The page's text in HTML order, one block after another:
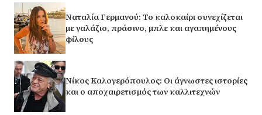
Ναταλία Γερμανού: Το καλοκαίρι συνεχίζεται
με γαλάζιο, πράσινο, μπλε και αγαπημένους
φίλους
Νίκος Καλογερόπουλος: Οι άγνωστες ιστορίες
και ο αποχαιρετισμός των καλλιτεχνών